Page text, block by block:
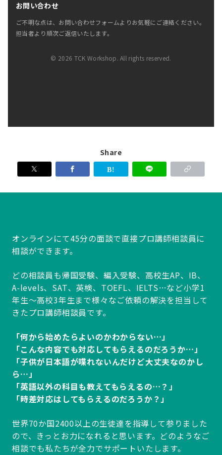
お問い合わせ
ご不明な点は、お問い合わせフォームよりお気軽にご連絡ください。
担当者より順次ご返信いたします。
© 2026 TCK Workshop. All rights reserved.
Share
オンラインにて45分の面談で直接プロ講師相談員に
相談ができます。
どの相談員も帰国受験、編入受験、高校生AP、IB、
A-levels、SAT、英検、TOEFL、IELTS…など小学1
年生～高校3年生まで様々なご依頼の解決を担当して
きたプロ講師相談員です。
「何から始めたらよいのかわからない…」
「こんな内容でも対応してもらえるのだろうか…」
「子供が日本語が喋れないんだけど大丈夫なのかし
ら…」
「英語以外の科目も教えてもらえるの…？」
「時差対応はしてもらえるのだろうか？」
世界70か国2400以上の生徒達を指導して参りました
ので、きっとお力になれると思います。どのようなご
相談でも私たちが全力でサポートいたします。